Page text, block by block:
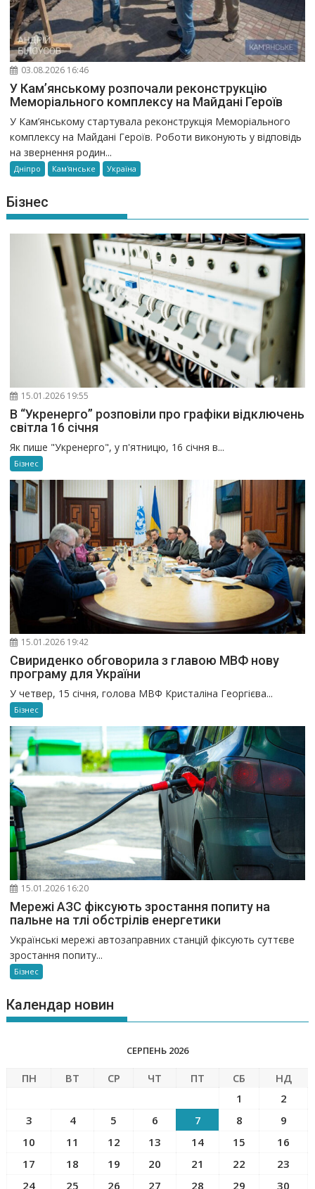
03.08.2026 16:46
У Кам’янському розпочали реконструкцію
Меморіального комплексу на Майдані Героїв
У Кам’янському стартувала реконструкція Меморіального
комплексу на Майдані Героїв. Роботи виконують у відповідь
на звернення родин...
Дніпро Кам'янське Україна
Бізнес
15.01.2026 19:55
В “Укренерго” розповіли про графіки відключень
світла 16 січня
Як пише "Укренерго", у п'ятницю, 16 січня в...
Бізнес
15.01.2026 19:42
Свириденко обговорила з главою МВФ нову
програму для України
У четвер, 15 січня, голова МВФ Кристаліна Георгієва...
Бізнес
15.01.2026 16:20
Мережі АЗС фіксують зростання попиту на
пальне на тлі обстрілів енергетики
Українські мережі автозаправних станцій фіксують суттєве
зростання попиту...
Бізнес
Календар новин
СЕРПЕНЬ 2026
ПН ВТ СР ЧТ ПТ СБ
НД
1
2
3
4 5 6 7 8
9
10
11 12 13 14 15
16
17
18 19 20 21 22
23
24
25 26 27 28 29 30